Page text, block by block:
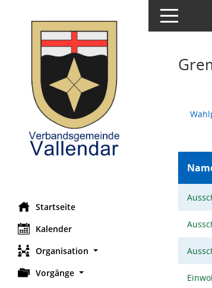
Startseite
Kalender
Organisation
Vorgänge
Toggle